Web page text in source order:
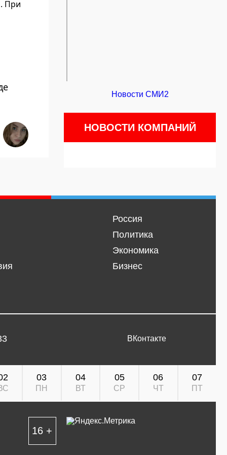
При
Новости СМИ2
НОВОСТИ КОМПАНИЙ
Россия
Политика
Экономика
Бизнес
ВКонтакте
03
ПН
04
ВТ
05
СР
06
ЧТ
07
ПТ
16 +